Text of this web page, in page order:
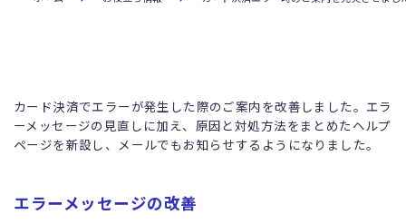
カード決済でエラーが発生した際のご案内を改善しました。エラ
ーメッセージの見直しに加え、原因と対処方法をまとめたヘルプ
ページを新設し、メールでもお知らせするようになりました。
エラーメッセージの改善